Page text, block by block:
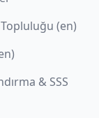
Topluluğu (en)
& SSS